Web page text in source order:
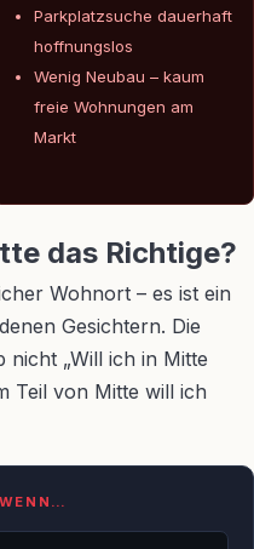
Parkplatzsuche dauerhaft
hoffnungslos
Wenig Neubau – kaum
freie Wohnungen am
Markt
das Richtige?
Wohnort – es ist ein
Gesichtern. Die
nicht „Will ich in Mitte
Teil von Mitte will ich